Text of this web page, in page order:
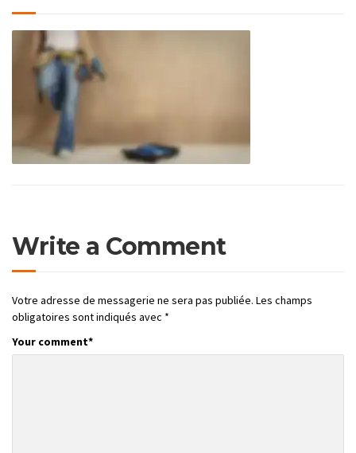
Write a Comment
Votre adresse de messagerie ne sera pas publiée. Les champs
obligatoires sont indiqués avec *
Your comment*